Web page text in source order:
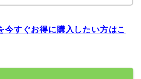
今すぐお得に購入したい方はこ